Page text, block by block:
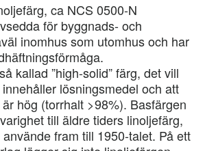
ca NCS 0500-N
för byggnads- och
inomhus som utomhus och har
kallad ”high-solid” färg, det vill
lösningsmedel och att
hög (torrhalt >98%). Basfärgen
till äldre tiders linoljefärg,
fram till 1950-talet. På ett